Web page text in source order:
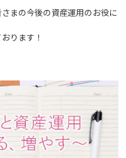
まの今後の資産運用のお役に
ります！